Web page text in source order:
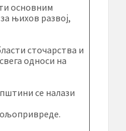
основним
њихов развој,
сточарства и
односи на
се налази